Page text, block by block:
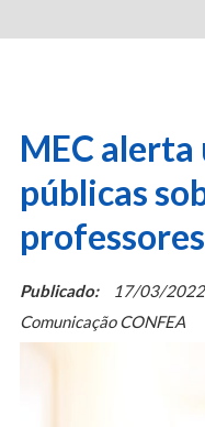
MEC
públicas
professores
Publicado:17/03/
Comunicação CONFEA